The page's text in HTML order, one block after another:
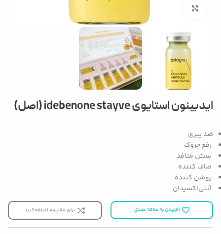
ایدبینون استایوی idebenone stayve (اصل)
ضد پیری
رفع چروک
بستن منافذ
صاف کننده
روشن کننده
آنتی‌اکسیدان
افزودن به علاقه مندی برای مقایسه اضافه کنید